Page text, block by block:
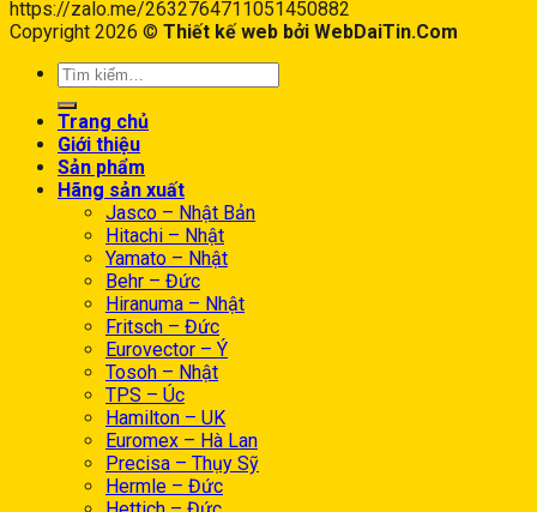
https://zalo.me/2632764711051450882
Copyright 2026 © Thiết kế web bởi WebDaiTin.Com
Trang chủ
Giới thiệu
Sản phẩm
Hãng sản xuất
Jasco – Nhật Bản
Hitachi – Nhật
Yamato – Nhật
Behr – Đức
Hiranuma – Nhật
Fritsch – Đức
Eurovector – Ý
Tosoh – Nhật
TPS – Úc
Hamilton – UK
Euromex – Hà Lan
Precisa – Thụy Sỹ
Hermle – Đức